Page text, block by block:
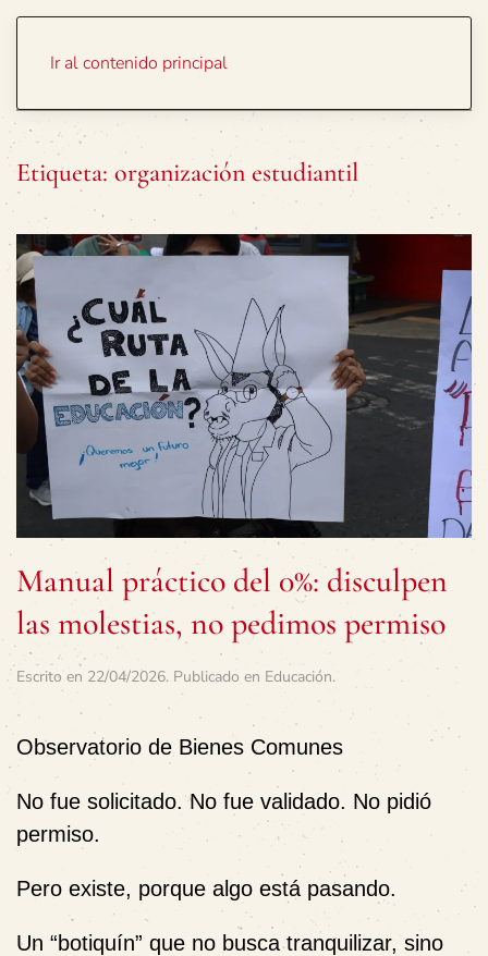
Ir al contenido principal
Etiqueta: organización estudiantil
Manual práctico del 0%: disculpen
las molestias, no pedimos permiso
Escrito en 22/04/2026. Publicado en Educación.
Observatorio de Bienes Comunes
No fue solicitado. No fue validado. No pidió
permiso.
Pero existe, porque algo está pasando.
Un “botiquín” que no busca tranquilizar, sino